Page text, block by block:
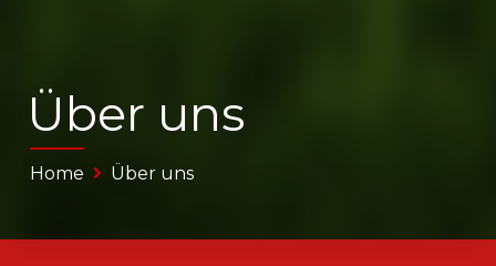
Über uns
Home Über uns